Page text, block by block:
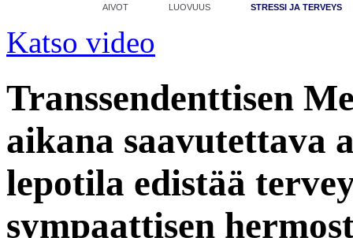
AIVOT LUOVUUS STRESSI JA TERVEYS
Katso video
Transsendenttisen
aikana saavutettava
lepotila edistää
sympaattisen